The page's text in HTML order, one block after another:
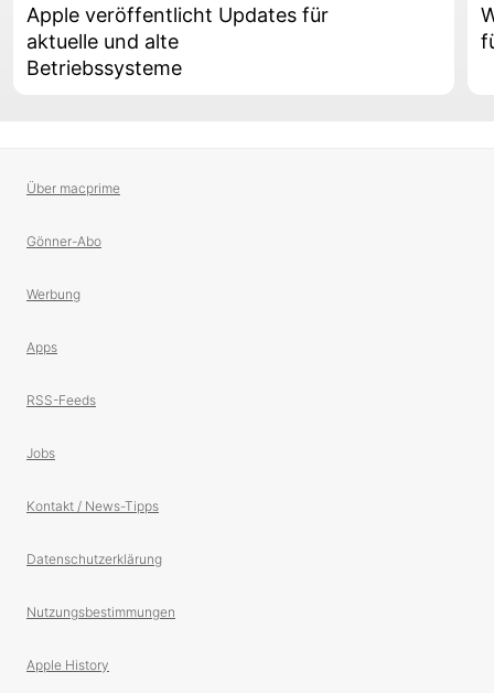
Apple veröffentlicht Updates für
aktuelle und alte
Betriebssysteme
Über macprime
Gönner-Abo
Werbung
Apps
RSS-Feeds
Jobs
Kontakt / News-Tipps
Datenschutzerklärung
Nutzungsbestimmungen
Apple History